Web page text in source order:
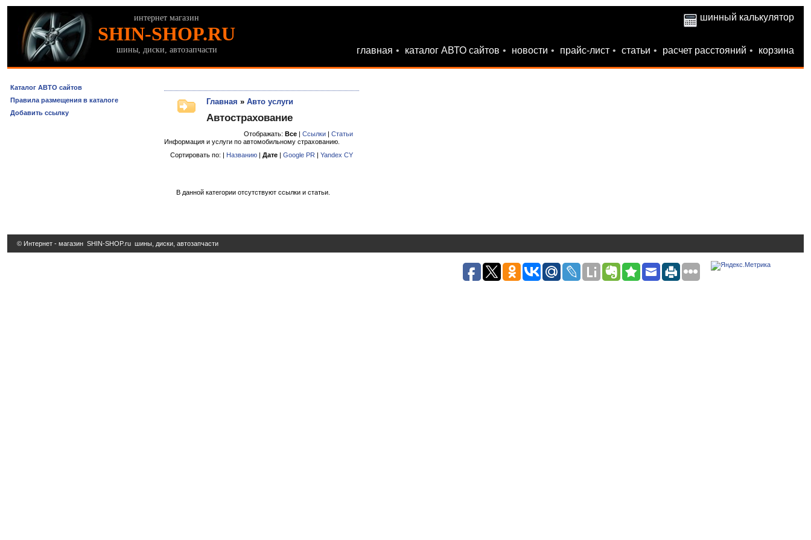
интернет магазин
SHIN-SHOP.RU
шины, диски, автозапчасти
шинный калькулятор
главная • каталог АВТО сайтов • новости • прайс-лист • статьи • расчет расстояний • корзина
Каталог АВТО сайтов
Правила размещения в каталоге
Добавить ссылку
Главная » Авто услуги
Автострахование
Отображать: Все | Ссылки | Статьи
Информация и услуги по автомобильному страхованию.
Сортировать по: | Названию | Дате | Google PR | Yandex CY
В данной категории отсутствуют ссылки и статьи.
© Интернет - магазин SHIN-SHOP.ru шины, диски, автозапчасти